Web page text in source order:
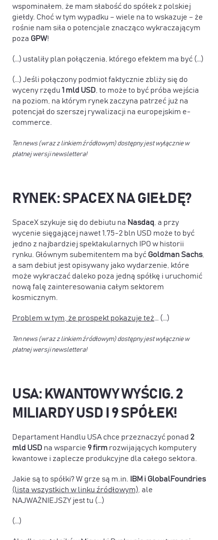
wspominałem, że mam słabość do spółek z polskiej
giełdy. Choć w tym wypadku – wiele na to wskazuje – że
rośnie nam siła o potencjale znacząco wykraczającym
poza GPW!
(…) ustaliły plan połączenia, którego efektem ma być (…)
(…) Jeśli połączony podmiot faktycznie zbliży się do
wyceny rzędu 1 mld USD , to może to być próba wejścia
na poziom, na którym rynek zaczyna patrzeć już na
potencjał do szerszej rywalizacji na europejskim e-
commerce.
Ten news (wraz z linkiem źródłowym) dostępny jest wyłącznie w
płatnej wersji newslettera!
RYNEK: SPACEX NA GIEŁDĘ?
SpaceX szykuje się do debiutu na Nasdaq , a przy
wycenie sięgającej nawet 1,75-2 bln USD może to być
jedno z najbardziej spektakularnych IPO w historii
rynku. Głównym subemitentem ma być Goldman Sachs,
a sam debiut jest opisywany jako wydarzenie, które
może wykraczać daleko poza jedną spółkę i uruchomić
nową falę zainteresowania całym sektorem
kosmicznym.
Problem w tym, że prospekt pokazuje też… (…)
Ten news (wraz z linkiem źródłowym) dostępny jest wyłącznie w
płatnej wersji newslettera!
USA: KWANTOWY WYŚCIG. 2
MILIARDY USD I 9 SPÓŁEK!
Departament Handlu USA chce przeznaczyć ponad 2
mld USD na wsparcie 9 firmrozwijających komputery
kwantowe i zaplecze produkcyjne dla całego sektora.
Jakie są to spółki? W grze są m.in.
IBM i GlobalFoundries
(lista wszystkich w linku źródłowym), ale
NAJWAŻNIEJSZY jest tu (…)
(…)